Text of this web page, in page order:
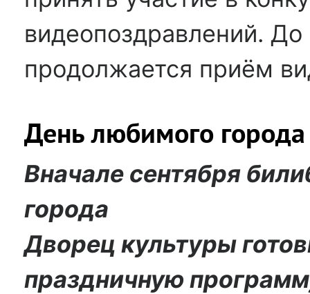
видеопоздравлений. До
продолжается приём
День любимого города
Вначале сентября
города
Дворец культуры
праздничную